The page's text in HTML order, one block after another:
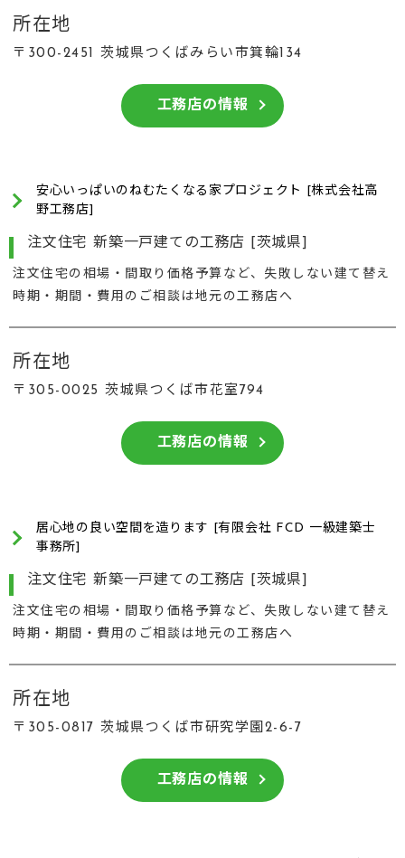
所在地
〒300-2451 茨城県つくばみらい市箕輪134
工務店の情報
安心いっぱいのねむたくなる家プロジェクト [株式会社高
野工務店]
注文住宅 新築一戸建ての工務店 [茨城県]
注文住宅の相場・間取り価格予算など、失敗しない建て替え
時期・期間・費用のご相談は地元の工務店へ
所在地
〒305-0025 茨城県つくば市花室794
工務店の情報
居心地の良い空間を造ります [有限会社 FCD 一級建築士
事務所]
注文住宅 新築一戸建ての工務店 [茨城県]
注文住宅の相場・間取り価格予算など、失敗しない建て替え
時期・期間・費用のご相談は地元の工務店へ
所在地
〒305-0817 茨城県つくば市研究学園2-6-7
工務店の情報